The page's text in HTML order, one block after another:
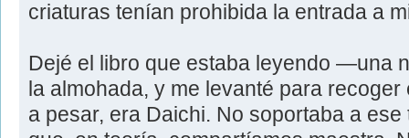
criaturas tenían prohibida la entrada a
Dejé el libro que estaba leyendo ―una
la almohada, y me levanté para
a pesar, era Daichi. No soportaba a